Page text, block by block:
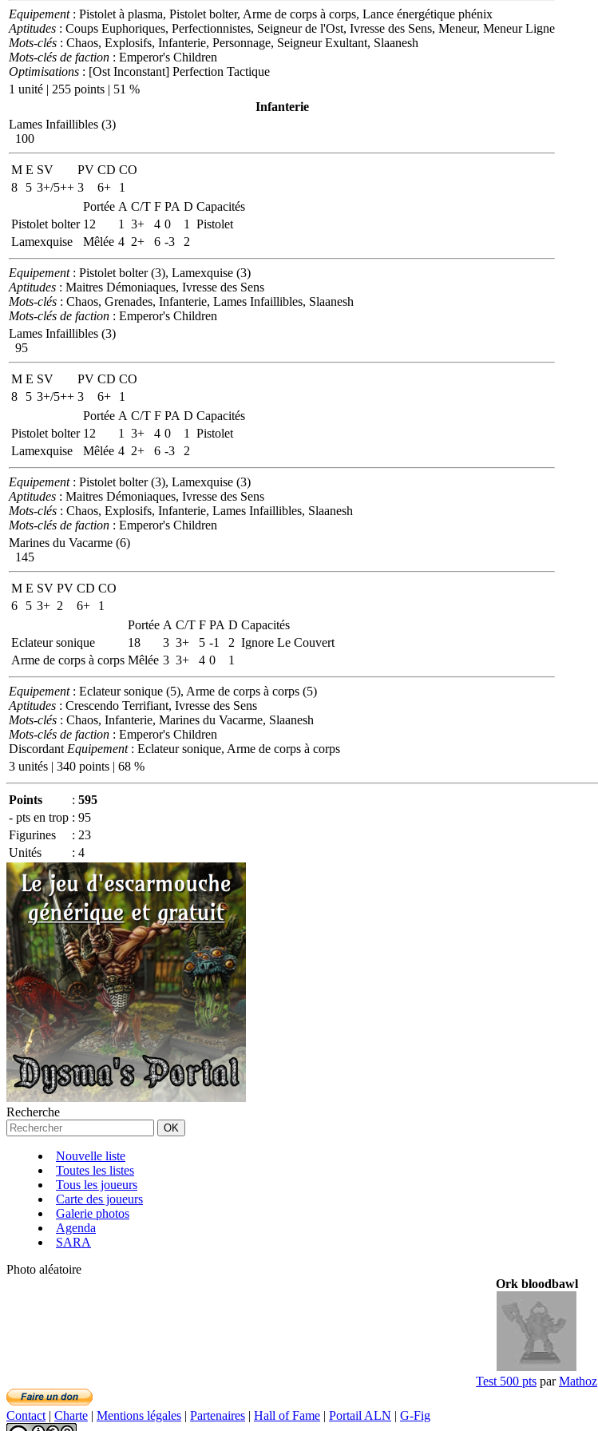
Equipement: Pistolet à plasma, Pistolet bolter, Arme de corps à corps, Lance énergétique phénix
Aptitudes : Coups Euphoriques, Perfectionnistes, Seigneur de l'Ost, Ivresse des Sens, Meneur, Meneur Ligne
Mots-clés : Chaos, Explosifs, Infanterie, Personnage, Seigneur Exultant, Slaanesh
Mots-clés de faction : Emperor's Children
Optimisations : [Ost Inconstant] Perfection Tactique
1 unité | 255 points | 51 %
Infanterie
Lames Infaillibles (3)
100
M E SV PV CD CO
8
5 3+/5++ 3 6+
1
Portée A C/T F PA D Capacités
Pistolet bolter 12 1 3+ 4 0 1
Pistolet
Lamexquise
Mêlée 4 2+ 6 -3 2
Equipement: Pistolet bolter (3), Lamexquise (3)
Aptitudes : Maitres Démoniaques, Ivresse des Sens
Mots-clés : Chaos, Grenades, Infanterie, Lames Infaillibles, Slaanesh
Mots-clés de faction : Emperor's Children
Lames Infaillibles (3)
95
M E SV PV CD CO
8
5 3+/5++ 3 6+
1
Portée A C/T F PA D Capacités
Pistolet bolter 12 1 3+ 4 0 1
Pistolet
Lamexquise
Mêlée 4 2+ 6 -3 2
Equipement: Pistolet bolter (3), Lamexquise (3)
Aptitudes : Maitres Démoniaques, Ivresse des Sens
Mots-clés : Chaos, Explosifs, Infanterie, Lames Infaillibles, Slaanesh
Mots-clés de faction : Emperor's Children
Marines du Vacarme (6)
145
M E SV PV CD CO
6
5 3+ 2 6+
1
Portée A C/T F PA D Capacités
Eclateur sonique
18 3 3+ 5 -1 2 Ignore Le Couvert
Arme de corps à corps Mêlée 3 3+ 4 0 1
Equipement: Eclateur sonique (5), Arme de corps à corps (5)
Aptitudes : Crescendo Terrifiant, Ivresse des Sens
Mots-clés : Chaos, Infanterie, Marines du Vacarme, Slaanesh
Mots-clés de faction : Emperor's Children
Discordant Equipement: Eclateur sonique, Arme de corps à corps
3 unités | 340 points | 68 %
Points : 595
- pts en trop : 95
Figurines
: 23
Unités
: 4
Recherche
Nouvelle liste
Toutes les listes
Tous les joueurs
Carte des joueurs
Galerie photos
Agenda
SARA
Photo aléatoire
Ork bloodbawl
Test 500 pts parMathoz
Contact | Charte | Mentions légales | Partenaires | Hall of Fame | Portail ALN | G-Fig